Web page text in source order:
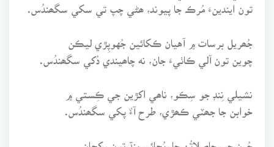
تون ايندينءَ مُرڪ جا پيوند، ھڻي چپ تي سکي سگھندُس.
جُھريل برسات ۾ آهيان ڪکائين جُهوپِڙي ليڪن
چوين تون آلي ڪاٺيءَ جان، نه چاھيندي دُکي سگھندُس.
نشيلي نِنڊ جو سِڪو، ناھي اکڙين جي ڪِستي ۾
خوابن جا جھٽي ڪھڙي، طرح آءٌ پکي سگھندُس.
حُرن جي حاصلاتُن جا، پُڇائي پنڌ تون رکجان